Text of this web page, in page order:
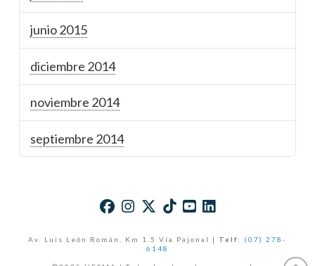
junio 2015
diciembre 2014
noviembre 2014
septiembre 2014
Av. Luis León Román, Km 1.5 Vía Pajonal | Telf:
(07) 278-
6148